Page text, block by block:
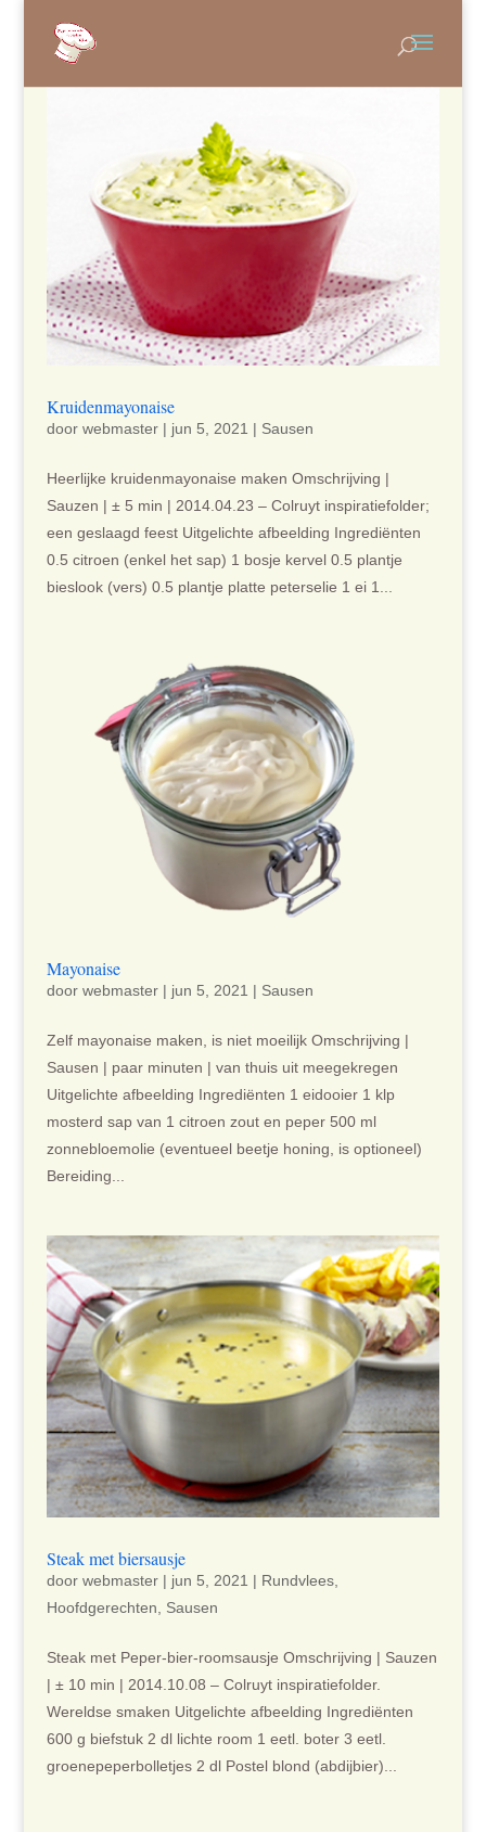
Kruidenmayonaise
door webmaster| jun 5, 2021 | Sausen
Heerlijke kruidenmayonaise maken Omschrijving |
Sauzen | ± 5 min | 2014.04.23 – Colruyt inspiratiefolder;
een geslaagd feest Uitgelichte afbeelding Ingrediënten
0.5 citroen (enkel het sap) 1 bosje kervel 0.5 plantje
bieslook (vers) 0.5 plantje platte peterselie 1 ei 1...
Mayonaise
door webmaster| jun 5, 2021 | Sausen
Zelf mayonaise maken, is niet moeilijk Omschrijving |
Sausen | paar minuten | van thuis uit meegekregen
Uitgelichte afbeelding Ingrediënten 1 eidooier 1 klp
mosterd sap van 1 citroen zout en peper 500 ml
zonnebloemolie (eventueel beetje honing, is optioneel)
Bereiding...
Steak met biersausje
door webmaster| jun 5, 2021 | Rundvlees,
Hoofdgerechten
Sausen
Steak met Peper-bier-roomsausje Omschrijving | Sauzen
| ± 10 min | 2014.10.08 – Colruyt inspiratiefolder.
Wereldse smaken Uitgelichte afbeelding Ingrediënten
600 g biefstuk 2 dl lichte room 1 eetl. boter 3 eetl.
groenepeperbolletjes 2 dl Postel blond (abdijbier)...